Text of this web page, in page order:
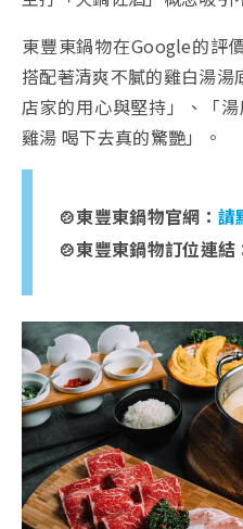
東豐東鍋物在Google的評
搭配著清爽不膩的雞白湯
店家的用心與堅持」、「
雞湯 喝下去真的驚艷」。
🍲東豐東鍋物官網： 請
🍲東豐東鍋物訂位連結